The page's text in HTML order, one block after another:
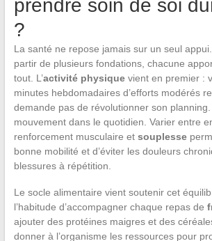
prendre soin de soi
?
La santé ne repose jamais sur un seul
partir de plusieurs fondations, chacune
tout. L’activité physiquevient en premier :
minutes hebdomadaires d’efforts modérés
demande pas de révolutionner son planning.
mouvement dans le quotidien. Varier entre
renforcement musculaire et souplesse
bonne mobilité et d’éviter les douleurs
blessures à répétition.
Le socle alimentaire vient soutenir cet
l’habitude d’accompagner chaque repas de
ajouter des protéines maigres et des
donner à l’organisme les ressources pour